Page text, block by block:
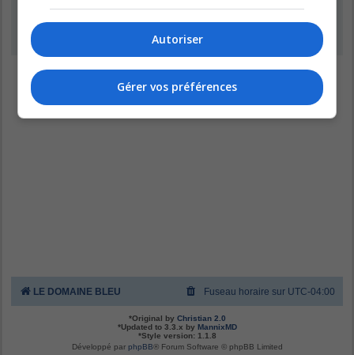
Inscription
LE DOMAINE BLEU Fuseau horaire sur UTC-04:00
*Original by Christian 2.0
*Updated to 3.3.x by MannixMD
*Style version: 1.1.8
Développé par phpBB® Forum Software © phpBB Limited
Autoriser
Gérer vos préférences